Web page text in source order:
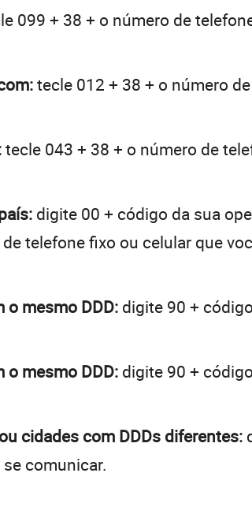
099 + 38 + o número de
tecle 012 + 38 + o número
tecle 043 + 38 + o número de
digite 00 + código da sua
telefone fixo ou celular que
o mesmo DDD: digite 90 +
o mesmo DDD: digite 90 +
cidades com DDDs diferentes:
comunicar.